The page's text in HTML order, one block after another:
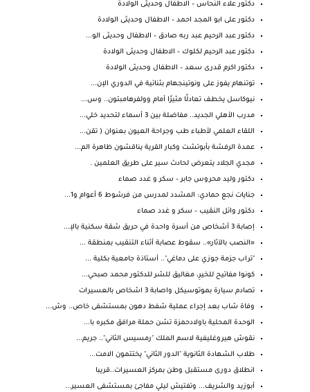
دكتور علاء النحاس – الاطفال وحديثى الولادة
دكتور على ابو المجد احمد – الاطفال وحديثى الولادة
دكتور عبد الرحيم عبد ربه صادق – الاطفال وحديثى الو...
دكتور عبد الرحيم لكلوك – الاطفال وحديثى الولادة
دكتور اكرم قدرى سعد – الاطفال وحديثى الولادة
توتنهام يفوز على ونوتينجهام بثنائية في الدوري الإن...
نيوكاسل يخطف تعادلًا مثيرًا أمام وولفرهامبتون.. وس...
مدرب الأهلي الجديد.. مفاضلة بين 3 أسماء لتحديد خلي...
اللقاء العلمي لأطباء طب وجراحة العيون بعنوان ( تقن...
عمدة الرفشة بأبوتشت وكبار القرية يناقشون ظاهرة الم...
مجدي الجلاد يتعرض لحادث سير على طريق العلمين .
دكتور وليد محروس جابر – سكر و غدد صماء
جنايات نجع حمادي: المشدد لمدرس من فرشوط 6 أعوام و1...
دكتور وائل النقيب – سكر و غدد صماء
إصابة 3 أشخاص من أسرة واحدة في حريق شقة سكنية بالإ...
«النصب بالآثار».. سقوط عصابة أثناء التنقيب بمنطقة ...
‏"تراب جزمة جوزي على دماغي".. أستاذة جامعية بكلية ...
كونوا مفاتيح للخيرِ، مغاليق للشر للدكتور محمد صبحي...
تصادم سيارة بموتوسيكل واصابة 3 اشخاص بالعسيرات
وفاة شاب بعد إجراء عملية شفط دهون بمستشفى خاص.. وش...
الوحدة المحلية باولادحمزة تشن حملة مرافق مكبره با...
نقوش هيروغليفية لاسم الملك "رمسيس الثاني".. جريم...
طلاب الشهادة الثانوية "الدور الثاني" يختتمون الامت...
انطلاق دورى مستقبل وطن بمركز العسيرات..قريبا
أبوزيد والشريف... وتفتيش ليلي مفاجئ بمستشفى العسير...